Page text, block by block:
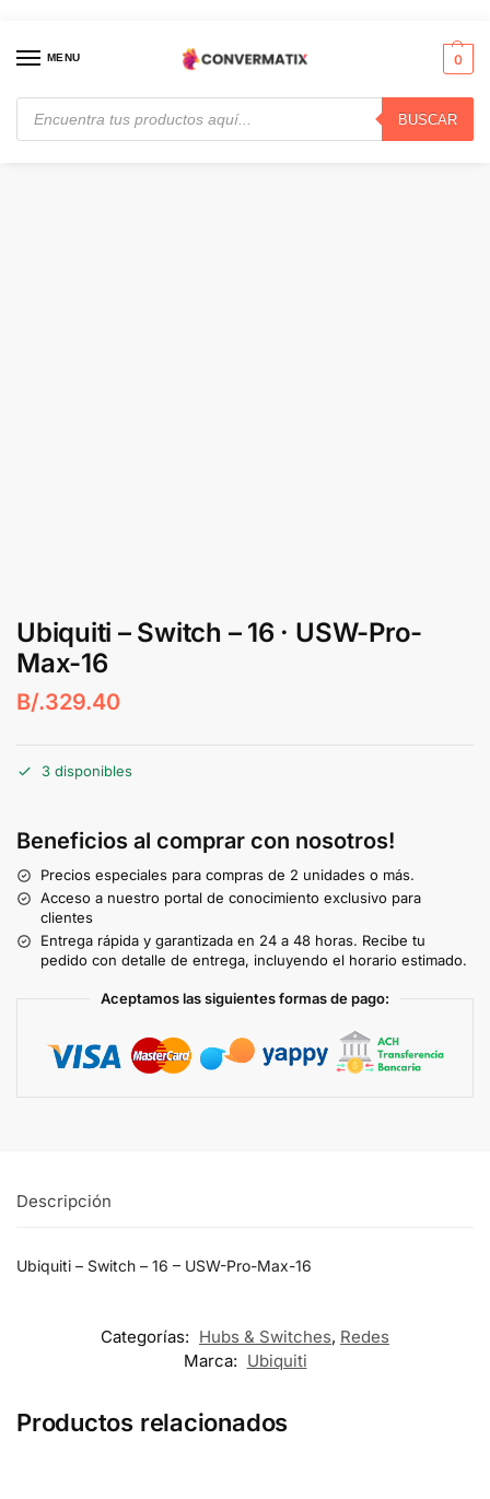
MENU
BUSCAR
0
Inicio / Redes / Hubs & Switches Ubiquiti – Switch – 16 · USW-Pro-Max-16
Ubiquiti – Switch – 16 · USW-Pro-
Max-16
B/.329.40
3 disponibles
Beneficios al comprar con nosotros!
Precios especiales para compras de 2 unidades o más.
Acceso a nuestro portal de conocimiento exclusivo para
clientes
Entrega rápida y garantizada en 24 a 48 horas. Recibe tu
pedido con detalle de entrega, incluyendo el horario estimado.
Aceptamos las siguientes formas de pago:
Descripción
Ubiquiti – Switch – 16 – USW-Pro-Max-16
Categorías: Hubs & Switches, Redes
Marca: Ubiquiti
Productos relacionados